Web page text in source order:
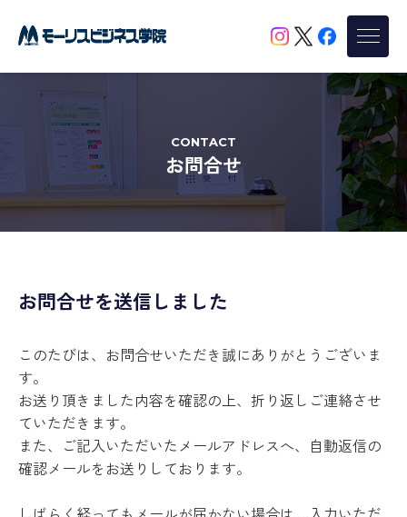
CONTACT
お問合せ
お問合せを送信しました
このたびは、お問合せいただき誠にありがとうございま
す。
お送り頂きました内容を確認の上、折り返しご連絡させ
ていただきます。
また、ご記入いただいたメールアドレスへ、自動返信の
確認メールをお送りしております。